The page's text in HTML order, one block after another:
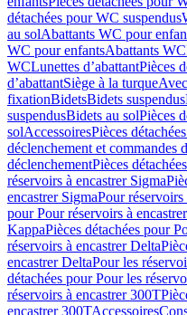
détachées pour WC suspendus
au solAbattants WC pour
WC pour enfantsAbattants WC
WCLunettes d’abattantPièces
d’abattantSiège à la turque
fixationBidetsBidets suspendus
suspendusBidets au solPièces
solAccessoiresPièces
déclenchement et commandes
déclenchementPièces
réservoirs à encastrer Sigma
encastrer SigmaPour réservoirs
pour Pour réservoirs à
KappaPièces détachées pour
réservoirs à encastrer Delta
encastrer DeltaPour les
détachées pour Pour les
réservoirs à encastrer 300T
encastrer 300TAccessoires